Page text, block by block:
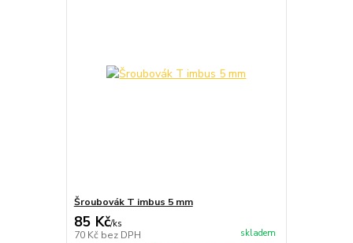
Šroubovák T imbus 5 mm
85 Kč/ks
70 Kč bez DPH skladem